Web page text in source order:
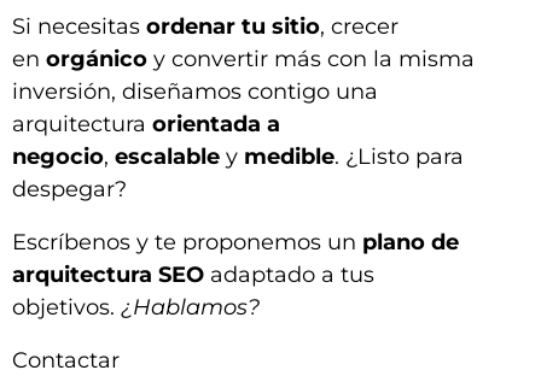
Si necesitas ordenar tu sitio, crecer
en orgánico y convertir más con la misma
inversión, diseñamos contigo una
arquitectura orientada a
negocio, escalable y medible. ¿Listo para
despegar?
Escríbenos y te proponemos un plano de
arquitectura SEO adaptado a tus
objetivos. ¿Hablamos?
Contactar